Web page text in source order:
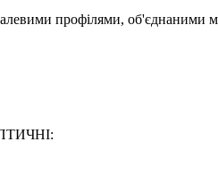
профілями, об'єднаними